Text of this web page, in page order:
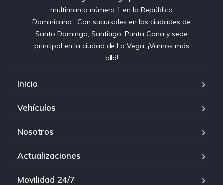
multimarca número 1 en la República
Dominicana⁣. ⁣ Con sucursales en las ciudades de
Santo Domingo, Santiago, Punta Cana y sede
principal en la ciudad de La Vega. ¡Vamos más
allá!
Inicio
Vehículos
Nosotros
Actualizaciones
Movilidad 24/7